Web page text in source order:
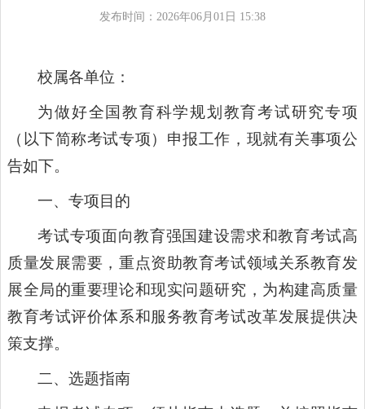
发布时间：2026年06月01日 15:38
校属各单位：
为做好全国教育科学规划教育考试研究专项
（以下简称考试专项）申报工作，现就有关事项公
告如下。
一、专项目的
考试专项面向教育强国建设需求和教育考试高
质量发展需要，重点资助教育考试领域关系教育发
展全局的重要理论和现实问题研究，为构建高质量
教育考试评价体系和服务教育考试改革发展提供决
策支撑。
二、选题指南